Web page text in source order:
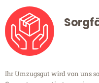
Ihr Umzugsgut wird von uns